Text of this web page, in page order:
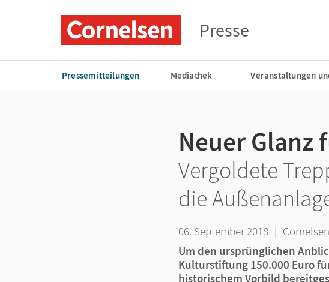
Presse
Pressemitteilungen Mediathek Veranstaltungen
Neuer Glanz
Vergoldete
die
06. September 2018 |
Um den ursprünglichen
Kulturstiftung 150.000 Euro
historischem Vorbild